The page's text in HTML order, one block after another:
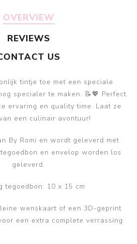
OVERVIEW
REVIEWS
US
tintje toe met een speciale
specialer te maken. 📝💖 Perfect
ervaring en quality time. Laat ze
een culinair avontuur!
By Romi en wordt geleverd met
en envelop worden los
geleverd.
tegoedbon: 10 x 15 cm
wenskaart of een 3D-geprint
een extra complete verrassing.